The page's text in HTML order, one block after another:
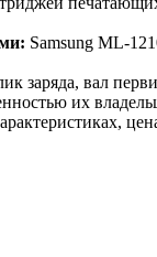
Samsung ML-
вал
их